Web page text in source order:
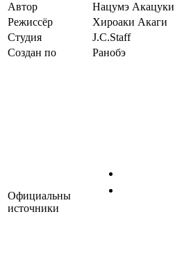
Автор
Нацумэ Акацуки
Режиссёр
Хироаки Акаги
Студия
J.C.Staff
Создан по
Ранобэ
Официальны
источники